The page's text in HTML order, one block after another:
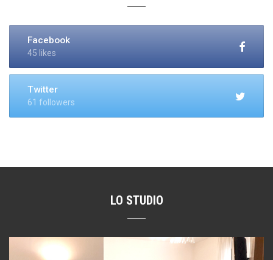
Facebook
45 likes
Twitter
61 followers
LO STUDIO